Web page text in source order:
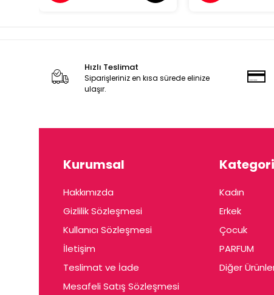
Hızlı Teslimat
Siparişleriniz en kısa sürede elinize
ulaşır.
Kurumsal
Hakkımızda
Gizlilik Sözleşmesi
Kullanıcı Sözleşmesi
İletişim
Teslimat ve İade
Mesafeli Satış Sözleşmesi
Kadın
Erkek
Çocuk
PARFUM
Diğer